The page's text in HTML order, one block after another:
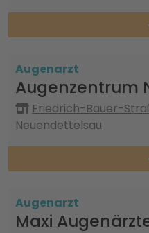
Augenarzt
Augenzentrum
Friedrich-Bauer-
Neuendettelsau
Augenarzt
Maxi